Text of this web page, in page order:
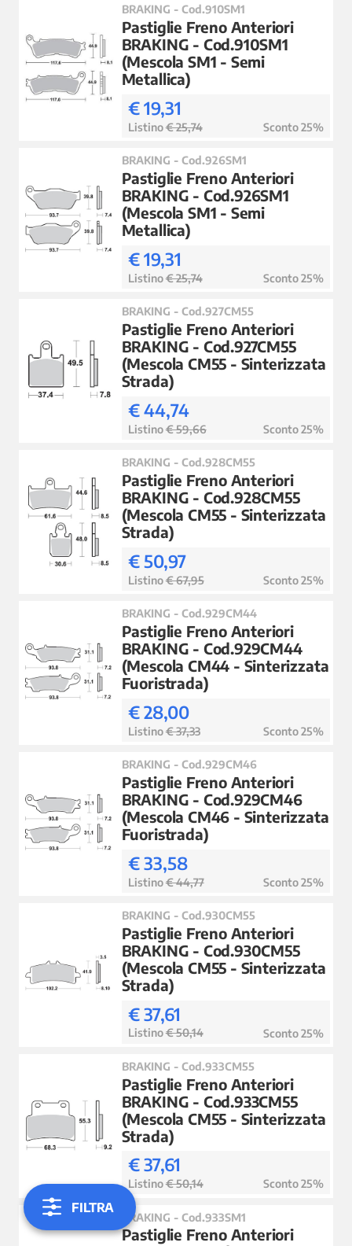
FILTRA
BRAKING - Cod.910SM1
Pastiglie Freno Anteriori
BRAKING - Cod.910SM1
(Mescola SM1 - Semi
Metallica)
€ 19,31
Listino€ 25,74 Sconto 25%
BRAKING - Cod.926SM1
Pastiglie Freno Anteriori
BRAKING - Cod.926SM1
(Mescola SM1 - Semi
Metallica)
€ 19,31
Listino€ 25,74 Sconto 25%
BRAKING - Cod.927CM55
Pastiglie Freno Anteriori
BRAKING - Cod.927CM55
(Mescola CM55 - Sinterizzata
Strada)
€ 44,74
Listino€ 59,66 Sconto 25%
BRAKING - Cod.928CM55
Pastiglie Freno Anteriori
BRAKING - Cod.928CM55
(Mescola CM55 - Sinterizzata
Strada)
€ 50,97
Listino€ 67,95 Sconto 25%
BRAKING - Cod.929CM44
Pastiglie Freno Anteriori
BRAKING - Cod.929CM44
(Mescola CM44 - Sinterizzata
Fuoristrada)
€ 28,00
Listino€ 37,33 Sconto 25%
BRAKING - Cod.929CM46
Pastiglie Freno Anteriori
BRAKING - Cod.929CM46
(Mescola CM46 - Sinterizzata
Fuoristrada)
€ 33,58
Listino€ 44,77 Sconto 25%
BRAKING - Cod.930CM55
Pastiglie Freno Anteriori
BRAKING - Cod.930CM55
(Mescola CM55 - Sinterizzata
Strada)
€ 37,61
Listino€ 50,14 Sconto 25%
BRAKING - Cod.933CM55
Pastiglie Freno Anteriori
BRAKING - Cod.933CM55
(Mescola CM55 - Sinterizzata
Strada)
€ 37,61
Listino€ 50,14 Sconto 25%
BRAKING - Cod.933SM1
Pastiglie Freno Anteriori